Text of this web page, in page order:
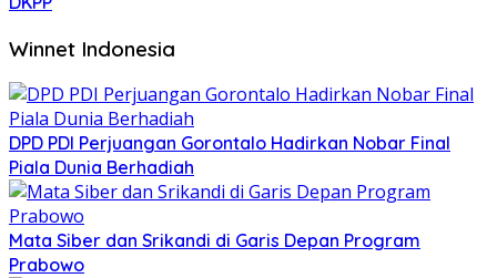
Winnet Indonesia
DPD PDI Perjuangan Gorontalo Hadirkan Nobar Final
Piala Dunia Berhadiah
Mata Siber dan Srikandi di Garis Depan Program
Prabowo